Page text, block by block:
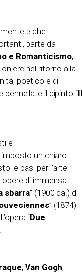
e che
parte dal
e Romanticismo,
nel ritorno alla
poetico e di
pennellate il dipinto “Il
e
un chiaro
le basi per l’arte
di immensa
sbarra” (1900 ca.) di
” (1874)
“Due
.
, Van Gogh,